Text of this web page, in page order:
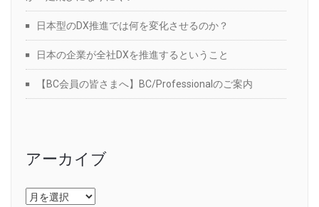
日本型のDX推進では何を変化させるのか？
日本の企業が全社DXを推進するということ
【BC会員の皆さまへ】BC/Professionalのご案内
アーカイブ
ア